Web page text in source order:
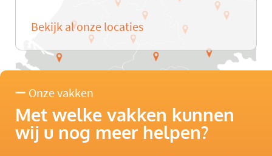
Bekijk al onze locaties
Onze vakken
Met welke vakken kunnen
wij u nog meer helpen?